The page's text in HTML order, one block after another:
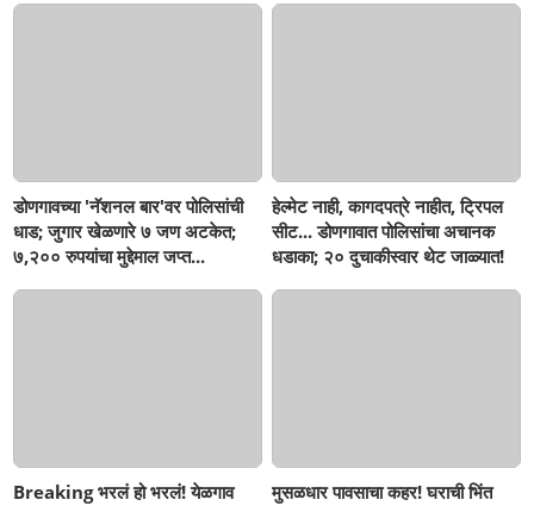
डोणगावच्या 'नॅशनल बार'वर पोलिसांची
धाड; जुगार खेळणारे ७ जण अटकेत;
७,२०० रुपयांचा मुद्देमाल जप्त...
हेल्मेट नाही, कागदपत्रे नाहीत, ट्रिपल
सीट... डोणगावात पोलिसांचा अचानक
धडाका; २० दुचाकीस्वार थेट जाळ्यात!
Breaking भरलं हो भरलं! येळगाव
मुसळधार पावसाचा कहर! घराची भिंत